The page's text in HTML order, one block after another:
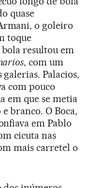
quase
o goleiro
toque
resultou em
, com um
Palacios,
com pouco
em que se metia
branco. O Boca,
em Pablo
cicuta nas
mais carretel o